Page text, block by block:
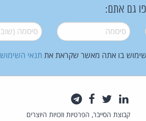
גם אתם:
סיסמה* סיסמה (שוב)*
בו אתה מאשר שקראת את תנאי השימוש
לינקדאין
טוויטרפייסבוק
קבוצת הסייבר, הפרטיות וזכויות היוצרים